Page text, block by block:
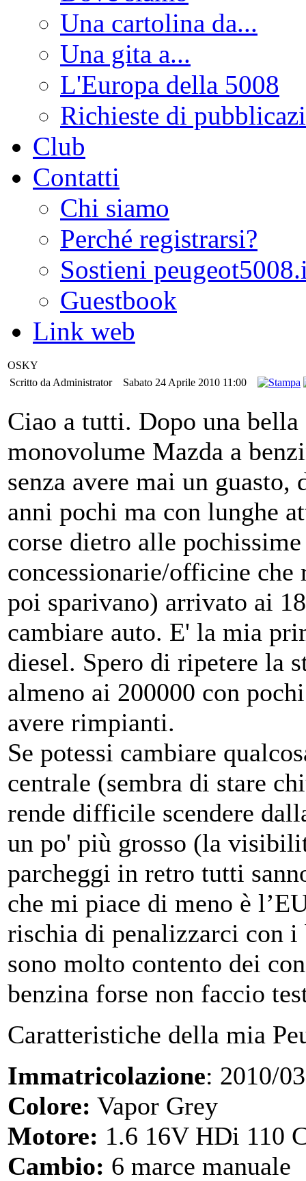
Una cartolina da...
Una gita a...
L'Europa della 5008
Richieste di
Club
Contatti
Chi siamo
Perché registrarsi?
Sostieni
Guestbook
Link web
OSKY
Scritto da Administrator
Sabato 24 Aprile 2010 11:00
Ciao a tutti. Dopo una bella
monovolume Mazda a
senza avere mai un
anni pochi ma con lunghe
corse dietro alle
concessionarie/officine che
poi sparivano) arrivato ai
cambiare auto. E' la mia
diesel. Spero di ripetere la
almeno ai 200000 con
avere rimpianti.
Se potessi cambiare
centrale (sembra di stare
rende difficile scendere
un po' più grosso (la
parcheggi in retro tutti
che mi piace di meno è
rischia di penalizzarci con
sono molto contento dei
benzina forse non faccio
Caratteristiche della mia
Immatricolazione: 2010/03
Colore: Vapor Grey
Motore: 1.6 16V HDi 110
Cambio: 6 marce manuale